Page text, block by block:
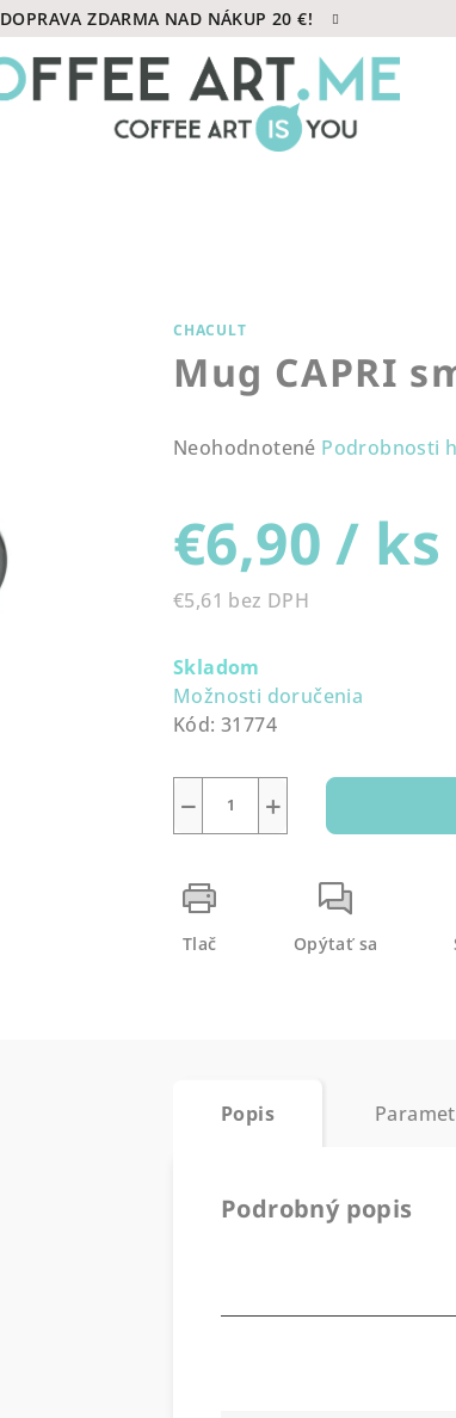
DOPRAVA ZDARMA NAD NÁKUP 20 €!
CHACULT
Mug CAPRI
Priemerné
je
0,0
z
Neohodnotené Podrobnosti
€6,90/ ks
€5,61 bez DPH
cena:
Skladom
Možnosti doručenia
Kód: 31774
+
−
Tlač Opýtať sa
Popis
Podrobný popis